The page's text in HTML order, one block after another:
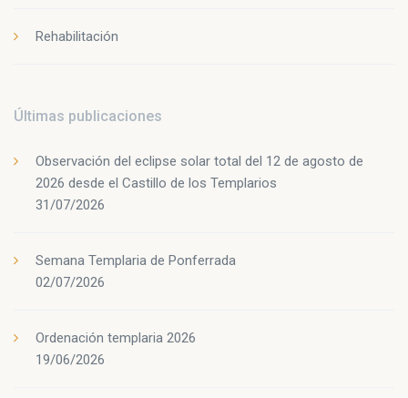
Rehabilitación
Últimas publicaciones
Observación del eclipse solar total del 12 de agosto de
2026 desde el Castillo de los Templarios
31/07/2026
Semana Templaria de Ponferrada
02/07/2026
Ordenación templaria 2026
19/06/2026